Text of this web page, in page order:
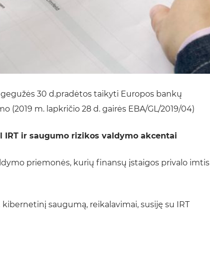
30 d.pradėtos taikyti Europos bankų
(2019 m. lapkričio 28 d. gairės EBA/GL/2019/04)
IRT ir saugumo rizikos valdymo akcentai
priemonės, kurių finansų įstaigos privalo imtis
saugumą, reikalavimai, susiję su IRT